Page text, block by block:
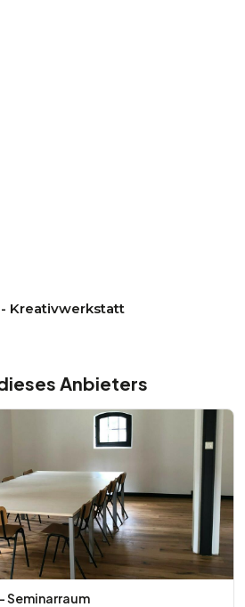
Kreativwerkstatt
Anbieters
Seminarraum